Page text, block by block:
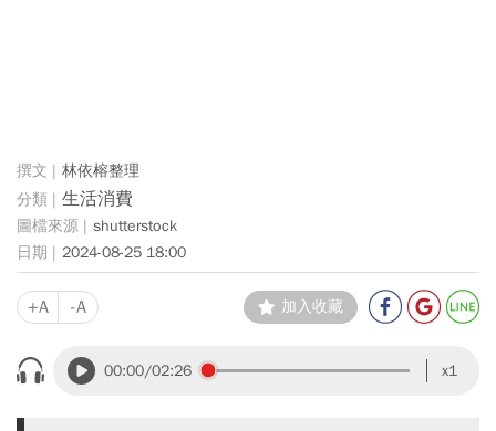
林依榕整理
生活消費
shutterstock
2024-08-25 18:00
+A -A 加入收藏
00:00/02:26 x1